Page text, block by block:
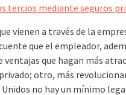
tercios mediante seguros
vienen a través de la
que el empleador,
ventajas que hagan más
otro, más
no hay un mínimo